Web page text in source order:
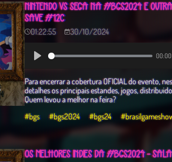
NINTENDO VS SEGA NA #BGS2024 E
SAVE #12C
01:22:55 30/10/2024
00:00
Para encerrar a cobertura OFICIAL do evento,
detalhes os principais estandes, jogos,
Quem levou a melhor na feira?
#bgs
#bgs2024 #bgs24
OS MELHORES INDIES DA #BGS2024 -